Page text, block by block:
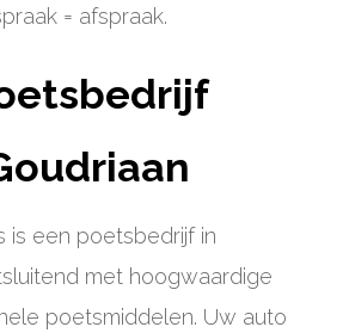
= afspraak.
is een poetsbedrijf in
met hoogwaardige
poetsmiddelen. Uw auto